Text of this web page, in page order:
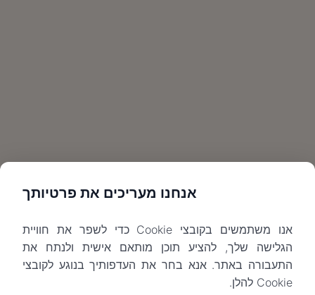
אנחנו מעריכים את פרטיותך
אנו משתמשים בקובצי Cookie כדי לשפר את חוויית
הגלישה שלך, להציע תוכן מותאם אישית ולנתח את
התעבורה באתר. אנא בחר את העדפותיך בנוגע לקובצי
Cookie להלן.